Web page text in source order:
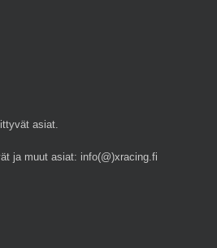
asiat.
ja muut asiat: info(@)xracing.fi